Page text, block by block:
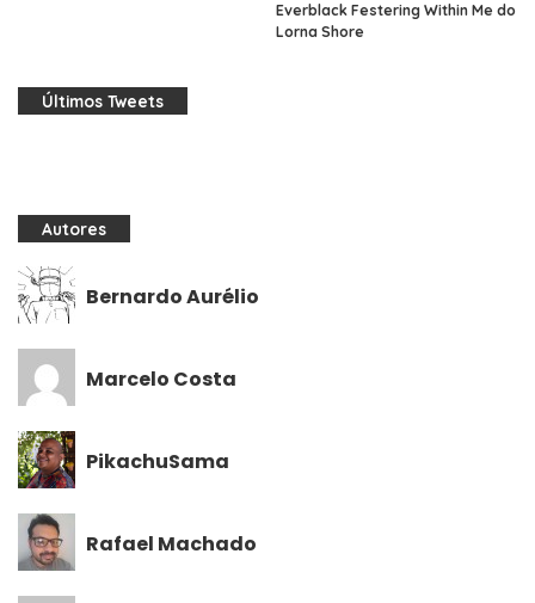
Everblack Festering Within Me do
Lorna Shore
Últimos Tweets
Autores
Bernardo Aurélio
Marcelo Costa
PikachuSama
Rafael Machado